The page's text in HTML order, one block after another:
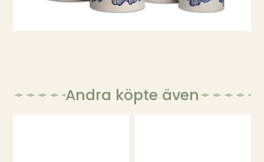
Andra köpte även